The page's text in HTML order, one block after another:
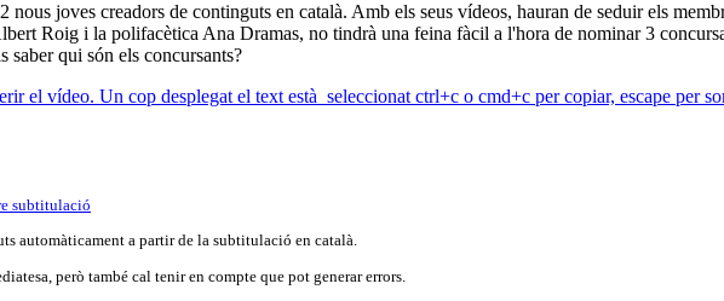
joves creadors de continguts en català. Amb els seus vídeos, hauran de seduir els
Roig i la polifacètica Ana Dramas, no tindrà una feina fàcil a l'hora de nominar 3
saber qui són els concursants?
el vídeo. Un cop desplegat el text està seleccionat ctrl+c o cmd+c per copiar, escape per
subtitulació
automàticament a partir de la subtitulació en català.
però també cal tenir en compte que pot generar errors.